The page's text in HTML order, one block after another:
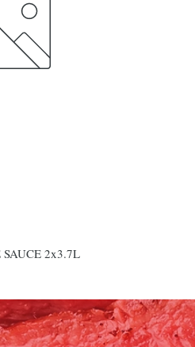
SAUCE 2x3.7L